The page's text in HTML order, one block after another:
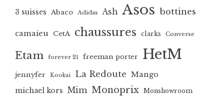
3 suisses Abaco Adidas Ash Asos bottines
camaieu CetA chaussures clarks Converse
Etam forever 21 freeman porter HetM
jennyfer Kookai La Redoute Mango
michael kors Mim Monoprix Monshowroom